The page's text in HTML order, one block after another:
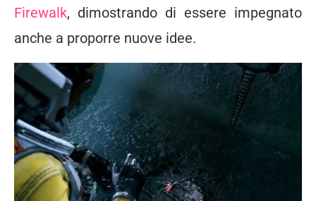
Firewalk, dimostrando di essere impegnato
anche a proporre nuove idee.